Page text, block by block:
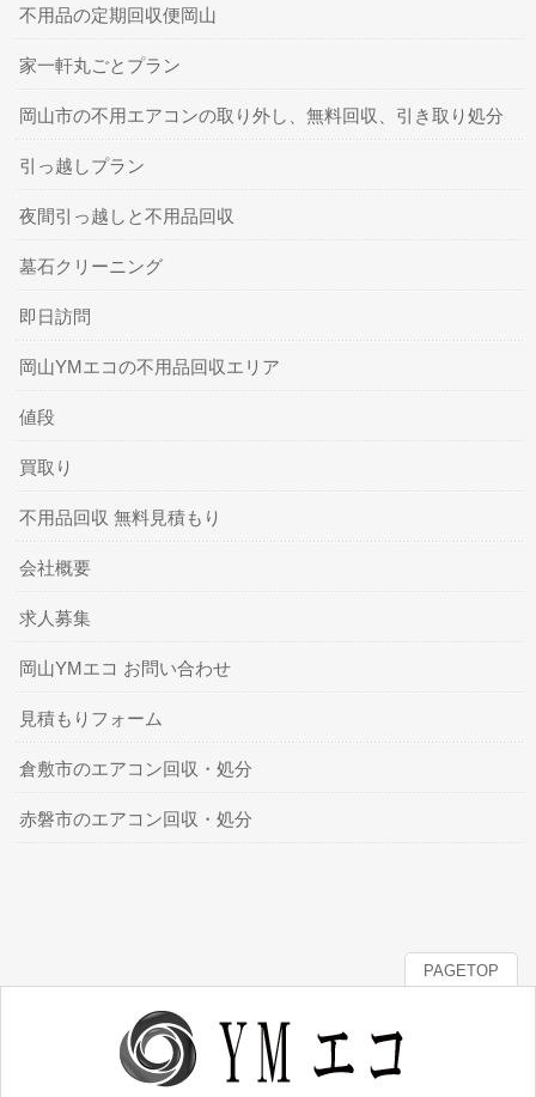
不用品の定期回収便岡山
家一軒丸ごとプラン
岡山市の不用エアコンの取り外し、無料回収、引き取り処分
引っ越しプラン
夜間引っ越しと不用品回収
墓石クリーニング
即日訪問
岡山YMエコの不用品回収エリア
値段
買取り
不用品回収 無料見積もり
会社概要
求人募集
岡山YMエコ お問い合わせ
見積もりフォーム
倉敷市のエアコン回収・処分
赤磐市のエアコン回収・処分
PAGETOP